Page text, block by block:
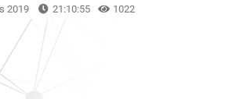
2019 21:10:55 1022